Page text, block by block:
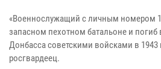
«Военнослужащий с личным номером
запасном пехотном батальоне и
Донбасса советскими войсками в 1943
росгвардеец.